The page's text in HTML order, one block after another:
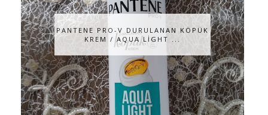
PANTENE PRO-V DURULANAN KÖPÜK
KREM / AQUA LİGHT ...